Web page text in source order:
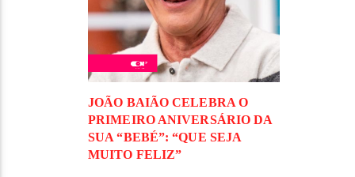
JOÃO BAIÃO CELEBRA O
PRIMEIRO ANIVERSÁRIO DA
SUA “BEBÉ”: “QUE SEJA
MUITO FELIZ”